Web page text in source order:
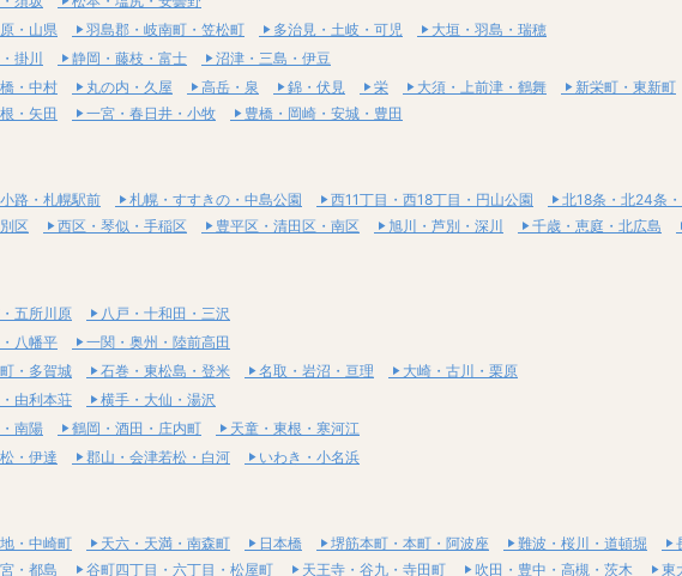
・山県 羽島郡・岐南町・笠松町 多治見・土岐・可児
大垣・羽島・瑞穂
掛川 静岡・藤枝・富士
沼津・三島・伊豆
・中村 丸の内・久屋 高岳・泉 錦・伏見 栄 大須・上前津・鶴舞 新栄町・東新町
・矢田
一宮・春日井・小牧 豊橋・岡崎・安城・豊田
路・札幌駅前 札幌・すすきの・中島公園 西11丁目・西18丁目・円山公園 北18条・北24条
区
西区・琴似・手稲区 豊平区・清田区・南区 旭川・芦別・深川 千歳・恵庭・北広島
五所川原
八戸・十和田・三沢
八幡平
一関・奥州・陸前高田
・多賀城 石巻・東松島・登米 名取・岩沼・亘理
大崎・古川・栗原
由利本荘
横手・大仙・湯沢
南陽 鶴岡・酒田・庄内町
天童・東根・寒河江
・伊達 郡山・会津若松・白河 いわき・小名浜
・中崎町 天六・天満・南森町 日本橋 堺筋本町・本町・阿波座 難波・桜川・道頓堀
・都島
谷町四丁目・六丁目・松屋町 天王寺・谷九・寺田町 吹田・豊中・高槻・茨木 東